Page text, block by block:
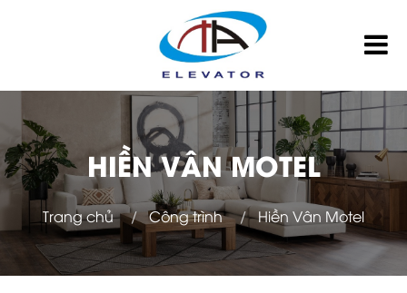
HIỀN VÂN MOTEL
Trang chủ Công trình Hiền Vân Motel